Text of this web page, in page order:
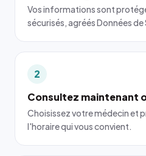
Vos informations sont
sécurisés, agréés Données de
2
Consultez maintenant
Choisissez votre médecin et
l'horaire qui vous convient.